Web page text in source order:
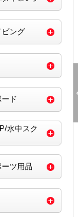
ビング
ド
水中スク
ツ用品